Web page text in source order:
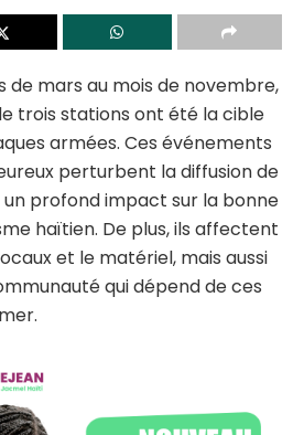
de mars au mois de novembre,
trois stations ont été la cible
armées. Ces événements
perturbent la diffusion de
profond impact sur la bonne
haïtien. De plus, ils affectent
et le matériel, mais aussi
qui dépend de ces